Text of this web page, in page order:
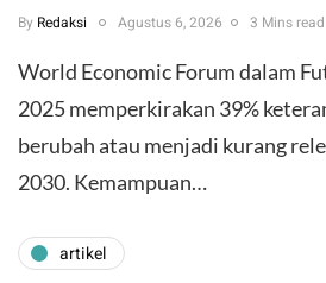
By Redaksi Agustus 6, 2026 3 Mins read
World Economic Forum dalam
2025 memperkirakan 39%
berubah atau menjadi kurang
2030. Kemampuan…
artikel